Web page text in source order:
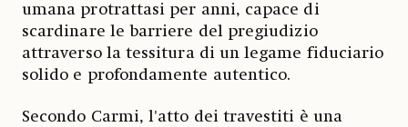
umana protrattasi per anni, capace di
scardinare le barriere del pregiudizio
attraverso la tessitura di un legame fiduciario
solido e profondamente autentico.
Secondo Carmi, l'atto dei travestiti è una